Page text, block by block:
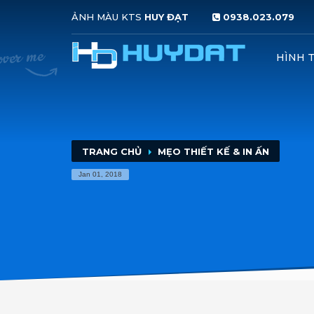
HƯỚNG DẪN ĐẶT HÀNG
1 click nủtĐẶT HÀNG NHANH 2
ẢNH MÀU KTS HUY ĐẠT 0938.023.079
HÌNH
TRANG CHỦ MẸO THIẾT KẾ & IN ẤN
Jan 01, 2018